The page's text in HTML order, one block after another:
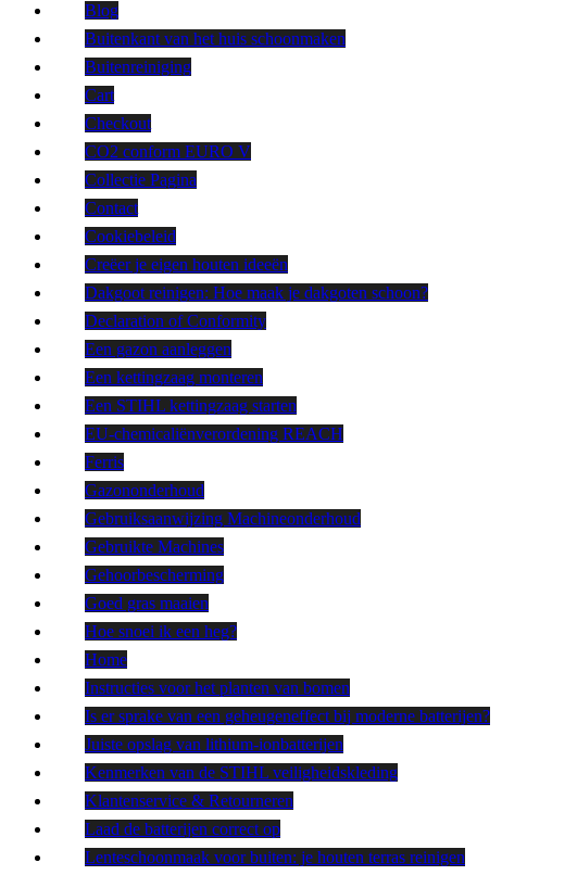
Blog
Buitenkant van het huis schoonmaken
Buitenreiniging
Cart
Checkout
CO2 conform EURO V
Collectie Pagina
Contact
Cookiebeleid
Creëer je eigen houten ideeën
Dakgoot reinigen: Hoe maak je dakgoten schoon?
Declaration of Conformity
Een gazon aanleggen
Een kettingzaag monteren
Een STIHL kettingzaag starten
EU-chemicaliënverordening REACH
Ferris
Gazononderhoud
Gebruiksaanwijzing Machineonderhoud
Gebruikte Machines
Gehoorbescherming
Goed gras maaien
Hoe snoei ik een heg?
Home
Instructies voor het planten van bomen
Is er sprake van een geheugeneffect bij moderne batterijen?
Juiste opslag van lithium-ionbatterijen
Kenmerken van de STIHL veiligheidskleding
Klantenservice & Retourneren
Laad de batterijen correct op
Lenteschoonmaak voor buiten: je houten terras reinigen